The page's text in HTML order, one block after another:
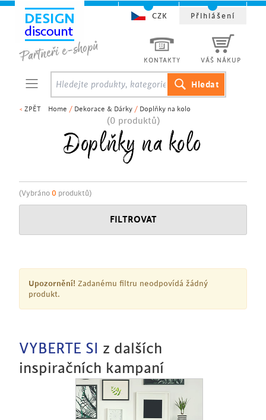
< ZPĚT Home / Dekorace & Dárky / Doplňky na kolo
(0 produktů)
Doplňky na kolo
(Vybráno 0 produktů)
FILTROVAT
Upozornění! Zadanému filtru neodpovídá žádný
produkt.
VYBERTE SI
z dalších
inspiračních kampaní
KONTAKTY VÁŠ NÁKUP
CZK Přihlášení